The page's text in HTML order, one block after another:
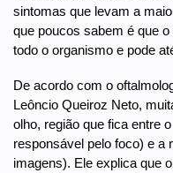
sintomas que levam a
que poucos sabem é que
todo o organismo e pode
De acordo com o
Leôncio Queiroz Neto,
olho, região que fica entre
responsável pelo foco) e a
imagens). Ele explica que